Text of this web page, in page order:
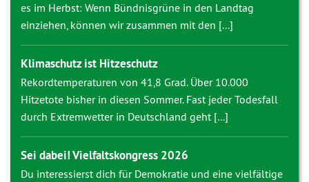
es im Herbst: Wenn Bündnisgrüne in den Landtag
einziehen, können wir zusammen mit den [...]
Klimaschutz ist Hitzeschutz
Rekordtemperaturen von 41,8 Grad. Über 10.000
Hitzetote bisher in diesen Sommer. Fast jeder Todesfall
durch Extremwetter in Deutschland geht [...]
Sei dabei! Vielfaltskongress 2026
Du interessierst dich für Demokratie und eine vielfältige